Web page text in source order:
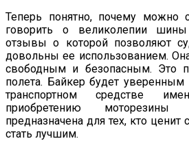
Теперь понятно, почему можно
говорить о великолепии
отзывы о которой позволяют
довольны ее использованием.
свободным и безопасным. Это
полета. Байкер будет
транспортном средстве
приобретению
предназначена для тех, кто ценит
стать лучшим.